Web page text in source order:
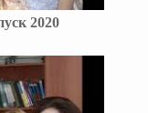
2020